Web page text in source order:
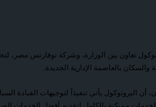
تعاون بين الوزارة، وشركة نوفارتس
بالعاصمة الإدارية الجديدة.
يأتي تنفيذاً لتوجيهات القيادة